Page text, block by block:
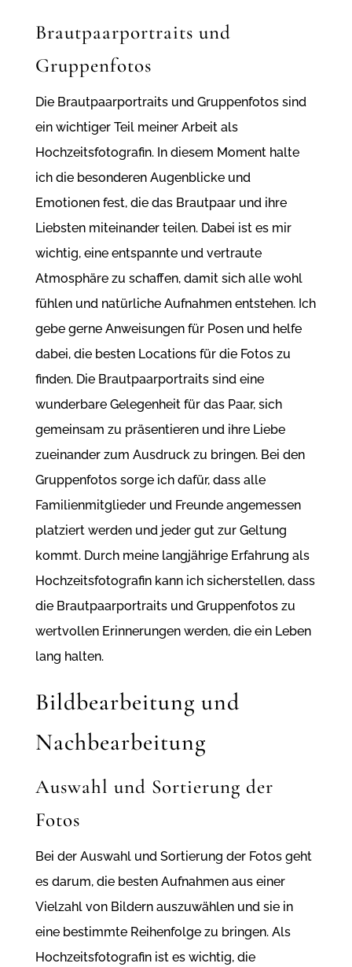
Brautpaarportraits und
Gruppenfotos
Die Brautpaarportraits und Gruppenfotos sind
ein wichtiger Teil meiner Arbeit als
Hochzeitsfotografin. In diesem Moment halte
ich die besonderen Augenblicke und
Emotionen fest, die das Brautpaar und ihre
Liebsten miteinander teilen. Dabei ist es mir
wichtig, eine entspannte und vertraute
Atmosphäre zu schaffen, damit sich alle wohl
fühlen und natürliche Aufnahmen entstehen. Ich
gebe gerne Anweisungen für Posen und helfe
dabei, die besten Locations für die Fotos zu
finden. Die Brautpaarportraits sind eine
wunderbare Gelegenheit für das Paar, sich
gemeinsam zu präsentieren und ihre Liebe
zueinander zum Ausdruck zu bringen. Bei den
Gruppenfotos sorge ich dafür, dass alle
Familienmitglieder und Freunde angemessen
platziert werden und jeder gut zur Geltung
kommt. Durch meine langjährige Erfahrung als
Hochzeitsfotografin kann ich sicherstellen, dass
die Brautpaarportraits und Gruppenfotos zu
wertvollen Erinnerungen werden, die ein Leben
lang halten.
Bildbearbeitung und
Nachbearbeitung
Auswahl und Sortierung der
Fotos
Bei der Auswahl und Sortierung der Fotos geht
es darum, die besten Aufnahmen aus einer
Vielzahl von Bildern auszuwählen und sie in
eine bestimmte Reihenfolge zu bringen. Als
Hochzeitsfotografin ist es wichtig, die